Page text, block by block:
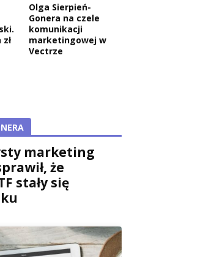
Olga Sierpień-
Gonera na czele
komunikacji
marketingowej w
Vectrze
marketing
że
stały się